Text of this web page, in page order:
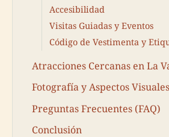
Accesibilidad
Visitas Guiadas y Eventos
Código de Vestimenta y
Atracciones Cercanas en La
Fotografía y Aspectos
Preguntas Frecuentes (FAQ)
Conclusión